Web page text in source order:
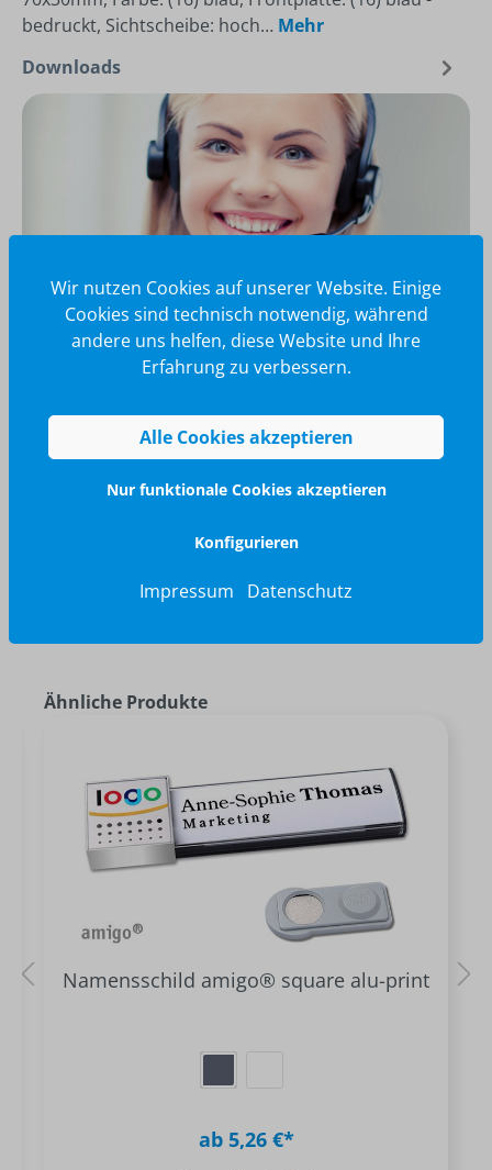
bedruckt, Sichtscheibe: hoch… Mehr
Downloads
Wir glänzen für Sie
040 / 570 18 25 70
info@brilliant-promotion.com
Jetzt anfragen
Ähnliche Produkte
Namensschild amigo® square alu-print
ab 5,26 €*
Wir nutzen Cookies auf unserer Website. Einige
Cookies sind technisch notwendig, während
andere uns helfen, diese Website und Ihre
Erfahrung zu verbessern.
Alle Cookies akzeptieren
Nur funktionale Cookies akzeptieren
Konfigurieren
Impressum Datenschutz